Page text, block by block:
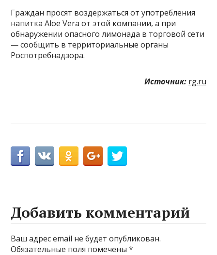
Граждан просят воздержаться от употребления
напитка Aloe Vera от этой компании, а при
обнаружении опасного лимонада в торговой сети
— сообщить в территориальные органы
Роспотребнадзора.
Источник: rg.ru
Добавить комментарий
Ваш адрес email не будет опубликован.
Обязательные поля помечены*